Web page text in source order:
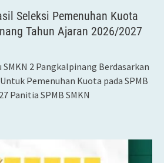
Seleksi Pemenuhan Kuota
Tahun Ajaran 2026/2027
2 Pangkalpinang Berdasarkan
Pemenuhan Kuota pada SPMB
Panitia SPMB SMKN